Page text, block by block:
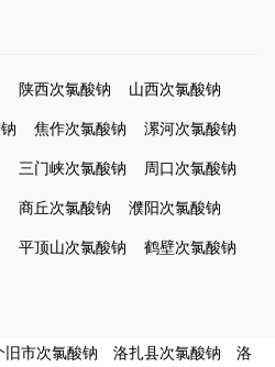
陕西次氯酸钠
山西次氯酸钠
焦作次氯酸钠
漯河次氯酸钠
三门峡次氯酸钠
周口次氯酸钠
商丘次氯酸钠
濮阳次氯酸钠
平顶山次氯酸钠
鹤壁次氯酸钠
旧市次氯酸钠 洛扎县次氯酸钠
洛